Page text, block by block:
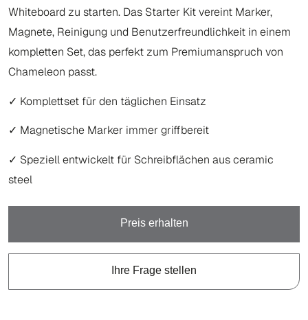
Whiteboard zu starten. Das Starter Kit vereint Marker,
Magnete, Reinigung und Benutzerfreundlichkeit in einem
kompletten Set, das perfekt zum Premiumanspruch von
Chameleon passt.
✓ Komplettset für den täglichen Einsatz
✓ Magnetische Marker immer griffbereit
✓ Speziell entwickelt für Schreibflächen aus ceramic
steel
Preis erhalten
Ihre Frage stellen